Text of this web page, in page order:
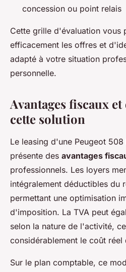
concession ou point relais
Cette grille d'évaluation vous
efficacement les offres et
adapté à votre situation
personnelle.
Avantages fiscaux
cette solution
Le leasing d'une Peugeot
présente des avantages
professionnels. Les loyers
intégralement déductibles du
permettant une optimisation
d'imposition. La TVA peut
selon la nature de l'activité,
considérablement le coût réel
Sur le plan comptable, ce